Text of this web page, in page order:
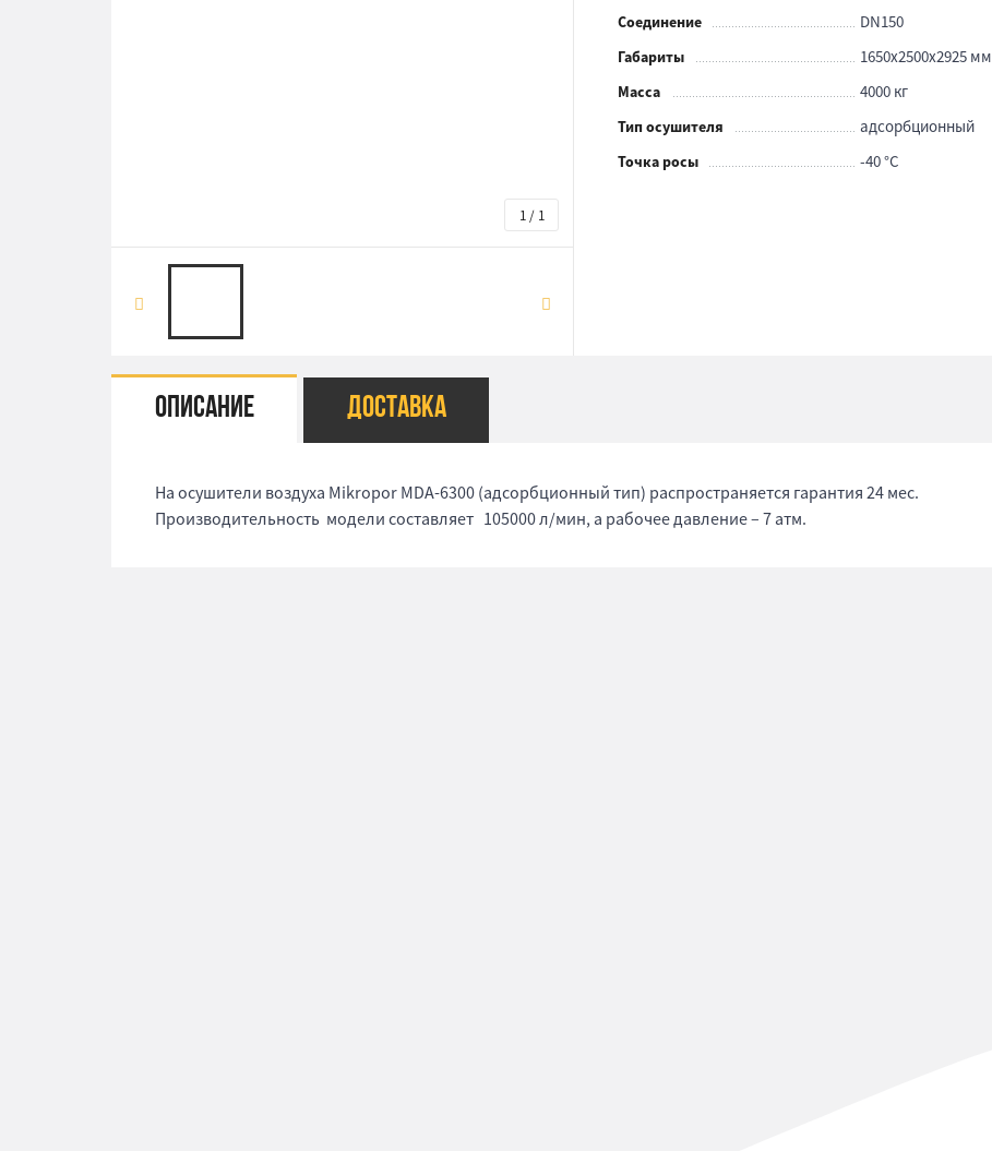
1 / 1
Соединение DN150
Габариты 1650x2500x2925 мм
Масса 4000 кг
Тип осушителя адсорбционный
Точка росы -40 °С
Описание Доставка
На осушители воздуха Mikropor MDA-6300 (адсорбционный тип) распространяется гарантия 24 мес.
Производительность модели составляет 105000 л/мин, а рабочее давление – 7 атм.